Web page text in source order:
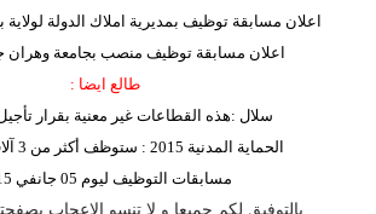
اعلان مسابقة توظيف بمديرية املاك الدولة لولاية
اعلان مسابقة توظيف منصب بجامعة وهران
طالع ايضا :
سلال :هذه القطاعات غير معنية بقرار
الحماية المدنية 2015 : ستوظف أكثر من 3 آلاف مستخدم
مسابقات التوظيف ليوم 05 جانفي 2015
بالتوفيق لكم جميعا و لا تنسو الاعجاب